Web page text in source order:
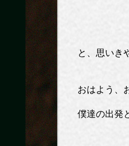
と、思いき
おはよう、
僕達の出発